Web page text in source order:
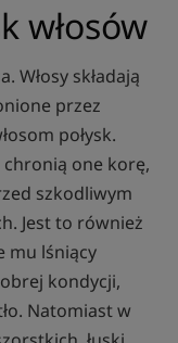
włosów
Włosy składają
przez
połysk.
chronią one korę,
szkodliwym
Jest to również
mu lśniący
kondycji,
Natomiast w